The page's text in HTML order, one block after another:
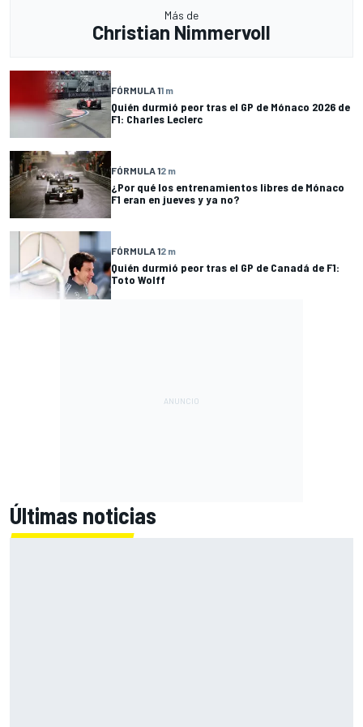
Más de
Christian Nimmervoll
FÓRMULA 11 m
Quién durmió peor tras el GP de Mónaco 2026 de
F1: Charles Leclerc
FÓRMULA 12 m
¿Por qué los entrenamientos libres de Mónaco
F1 eran en jueves y ya no?
FÓRMULA 12 m
Quién durmió peor tras el GP de Canadá de F1:
Toto Wolff
Últimas noticias